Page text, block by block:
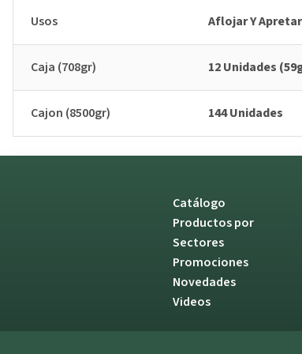
Usos Aflojar Y
Caja (708gr) 12 Unidades
Cajon (8500gr) 144 Unidades
Catálogo
Productos por
Sectores
Promociones
Novedades
Videos